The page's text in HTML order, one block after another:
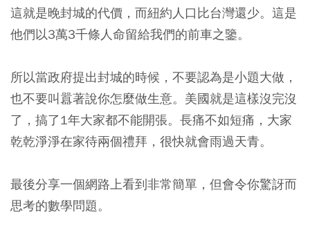
這就是晚封城的代價，而紐約人口比台灣還少。這是
他們以3萬3千條人命留給我們的前車之鑒。
所以當政府提出封城的時候，不要認為是小題大做，
也不要叫囂著說你怎麼做生意。美國就是這樣沒完沒
了，搞了1年大家都不能開張。長痛不如短痛，大家
乾乾淨淨在家待兩個禮拜，很快就會雨過天青。
最後分享一個網路上看到非常簡單，但會令你驚訝而
思考的數學問題。